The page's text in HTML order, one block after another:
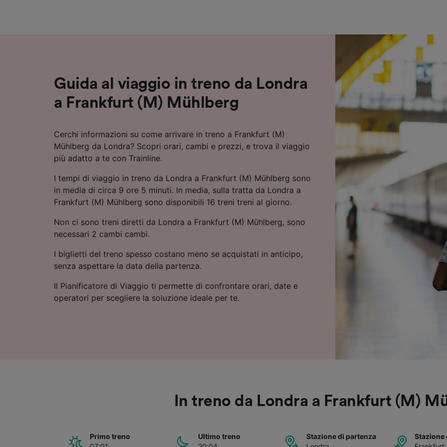
Guida al viaggio in treno da Londra
a Frankfurt (M) Mühlberg
Cerchi informazioni su come arrivare in treno a Frankfurt (M)
Mühlberg da Londra? Scopri orari, cambi e prezzi, e trova il viaggio
più adatto a te con Trainline.
I tempi di viaggio in treno da Londra a Frankfurt (M) Mühlberg sono
in media di circa 9 ore 5 minuti. In media, sulla tratta da Londra a
Frankfurt (M) Mühlberg sono disponibili 16 treni treni al giorno.
Non ci sono treni diretti da Londra a Frankfurt (M) Mühlberg, sono
necessari 2 cambi cambi.
I biglietti del treno spesso costano meno se acquistati in anticipo,
senza aspettare la data della partenza.
Il Pianificatore di Viaggio ti permette di confrontare orari, date e
operatori per scegliere la soluzione ideale per te.
In treno da Londra a Frankfurt (M)
Primo treno
Ultimo treno
Stazione di partenza
Stazione